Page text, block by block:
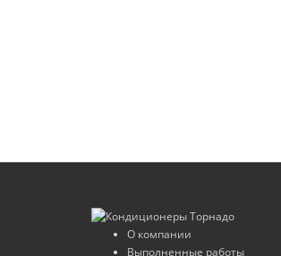
О компании
Выполненные работы